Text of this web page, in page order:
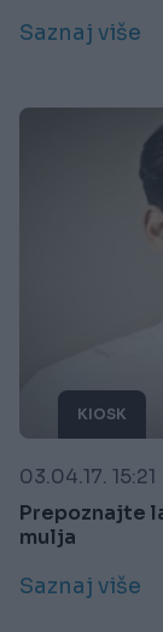
Saznaj više
KIOSK
03.04.17. 15:21
Prepoznajte
mulja
Saznaj više